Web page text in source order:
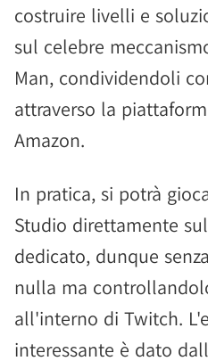
costruire livelli e
sul celebre
Man, condividendoli
attraverso la
Amazon.
In pratica, si potrà
Studio direttamente
dedicato, dunque
nulla ma
all'interno di Twitch.
interessante è dato